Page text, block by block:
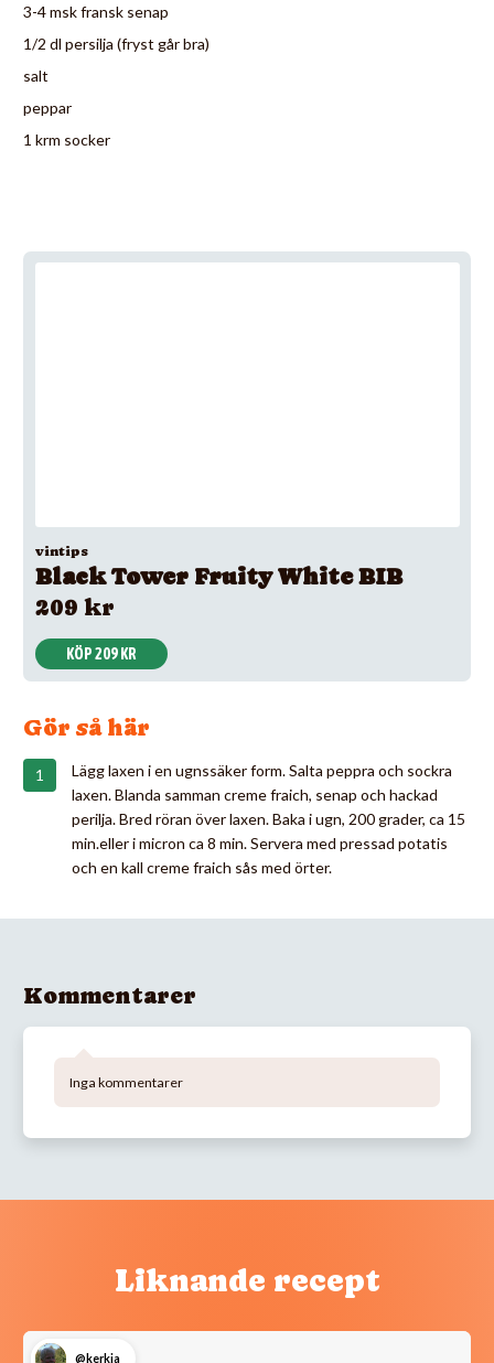
3-4 msk fransk senap
1/2 dl persilja (fryst går bra)
salt
peppar
1 krm socker
vintips
Black Tower Fruity White BIB
209 kr
KÖP 209 KR
Gör så här
Lägg laxen i en ugnssäker form. Salta peppra och sockra
laxen. Blanda samman creme fraich, senap och hackad
perilja. Bred röran över laxen. Baka i ugn, 200 grader, ca 15
min.eller i micron ca 8 min. Servera med pressad potatis
och en kall creme fraich sås med örter.
Kommentarer
Inga kommentarer
Liknande recept
@kerkja